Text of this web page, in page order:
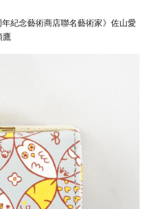
紀念藝術商店聯名藝術家》佐山愛
鷹